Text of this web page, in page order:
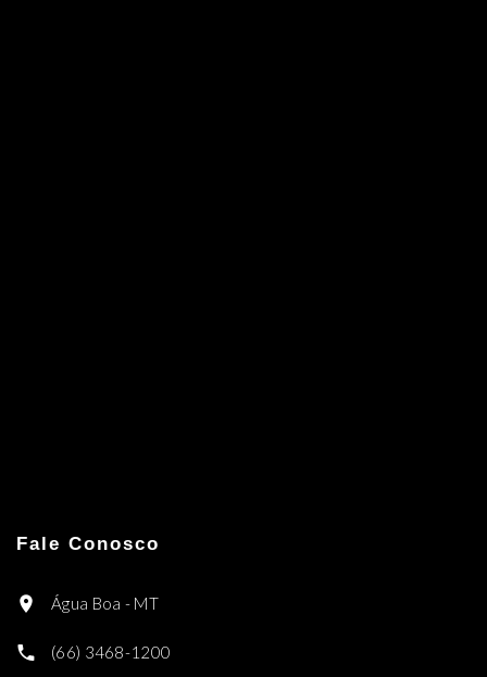
Fale Conosco
Água Boa - MT
(66) 3468-1200